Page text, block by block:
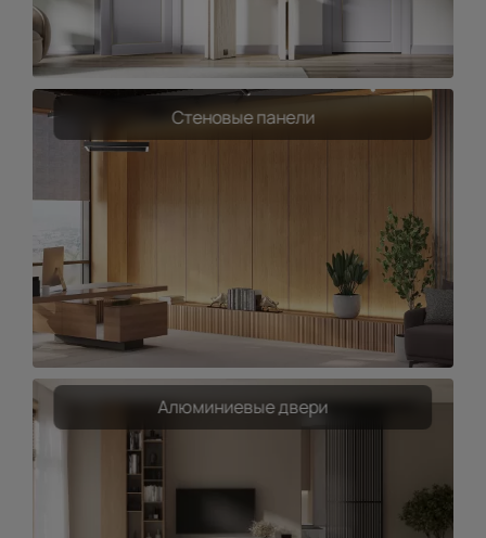
Стеновые панели
Алюминиевые двери